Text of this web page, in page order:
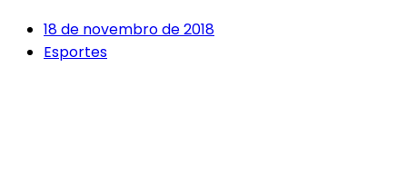
18 de novembro de 2018
Esportes